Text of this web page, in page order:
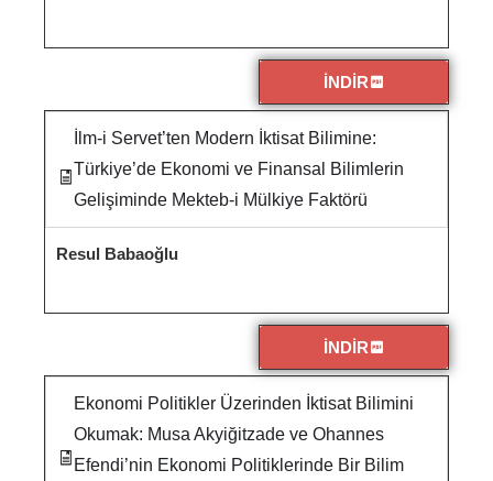
İNDİR
İlm-i Servet’ten Modern İktisat Bilimine:
Türkiye’de Ekonomi ve Finansal Bilimlerin
Gelişiminde Mekteb-i Mülkiye Faktörü
Resul Babaoğlu
İNDİR
Ekonomi Politikler Üzerinden İktisat Bilimini
Okumak: Musa Akyiğitzade ve Ohannes
Efendi’nin Ekonomi Politiklerinde Bir Bilim